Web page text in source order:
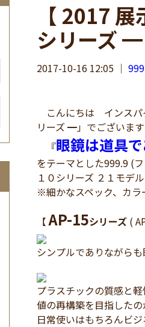
【 2017
シリーズ ━
2017-10-16 12:05 ｜
こんにちは インスパ
リーズ ━」でございます
『眼鏡は道具で
をテーマとした999.9 (
１０シリーズ ２１モデ
※細かなスペック、カラ
【AP-15シリーズ (
シンプルでありながら
プラスチックの質感と
値の再構築を目指したの
日常使いはもちろんビ